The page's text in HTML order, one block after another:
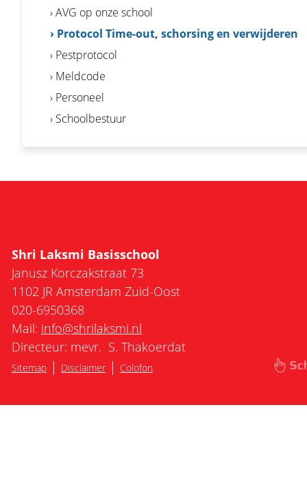
› AVG op onze school
› Protocol Time-out, schorsing en verwijderen
› Pestprotocol
› Meldcode
› Personeel
› Schoolbestuur
Shri Laksmi Basisschool
Janusz Korczakstraat 73
1102 JR Amsterdam Zuid-Oost
020-6950368
Mail: info@shrilaksmi.nl
Directeur: mevr. S. Thakoerdat
Sitemap| Disclaimer| Colofon